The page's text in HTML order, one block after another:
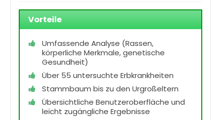
Vorteile
Umfassende Analyse (Rassen,
körperliche Merkmale, genetische
Gesundheit)
Über 55 untersuchte Erbkrankheiten
Stammbaum bis zu den Urgroßeltern
Übersichtliche Benutzeroberfläche und
leicht zugängliche Ergebnisse